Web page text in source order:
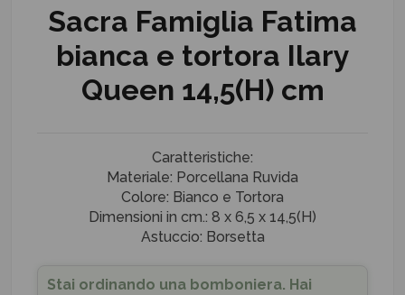
Sacra Famiglia Fatima
bianca e tortora Ilary
Queen 14,5(H) cm
Caratteristiche:
Materiale: Porcellana Ruvida
Colore: Bianco e Tortora
Dimensioni in cm.: 8 x 6,5 x 14,5(H)
Astuccio: Borsetta
Stai ordinando una bomboniera. Hai